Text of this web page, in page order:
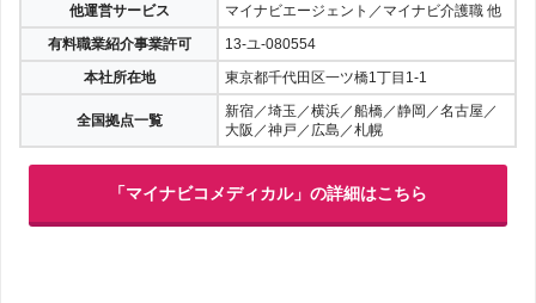
他運営サービス
マイナビエージェント／マイナビ介護職 他
有料職業紹介事業許可
13-ユ-080554
本社所在地
東京都千代田区一ツ橋1丁目1-1
全国拠点一覧
新宿／埼玉／横浜／船橋／静岡／名古屋／
大阪／神戸／広島／札幌
「マイナビコメディカル」の詳細はこちら